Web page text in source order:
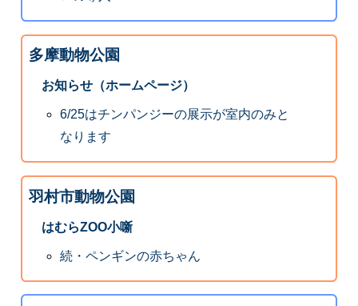
多摩動物公園
お知らせ（ホームページ）
6/25はチンパンジーの展示が室内のみと
なります
羽村市動物公園
はむらZOO小噺
続・ペンギンの赤ちゃん